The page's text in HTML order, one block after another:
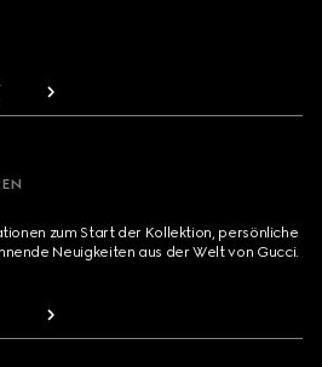
zum Start der Kollektion, persönliche
Neuigkeiten aus der Welt von Gucci.